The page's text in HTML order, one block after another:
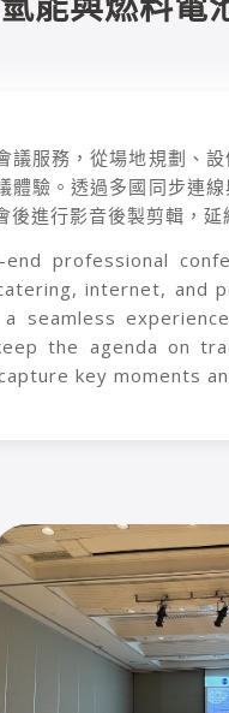
議服務，從場地規劃、
體驗。透過多國同步連
後進行影音後製剪輯，延
professional
internet, and
seamless
the agenda on
key moments